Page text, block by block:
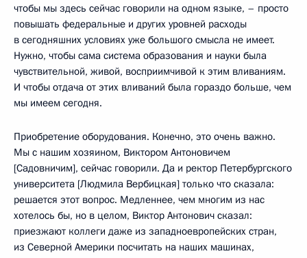
чтобы мы здесь сейчас говорили на одном языке, – просто
повышать федеральные и других уровней расходы
в сегодняшних условиях уже большого смысла не имеет.
Нужно, чтобы сама система образования и науки была
чувствительной, живой, восприимчивой к этим вливаниям.
И чтобы отдача от этих вливаний была гораздо больше, чем
мы имеем сегодня.
Приобретение оборудования. Конечно, это очень важно.
Мы с нашим хозяином, Виктором Антоновичем
[Садовничим], сейчас говорили. Да и ректор Петербургского
университета [Людмила Вербицкая] только что сказала:
решается этот вопрос. Медленнее, чем многим из нас
хотелось бы, но в целом, Виктор Антонович сказал:
приезжают коллеги даже из западноевропейских стран,
из Северной Америки посчитать на наших машинах,